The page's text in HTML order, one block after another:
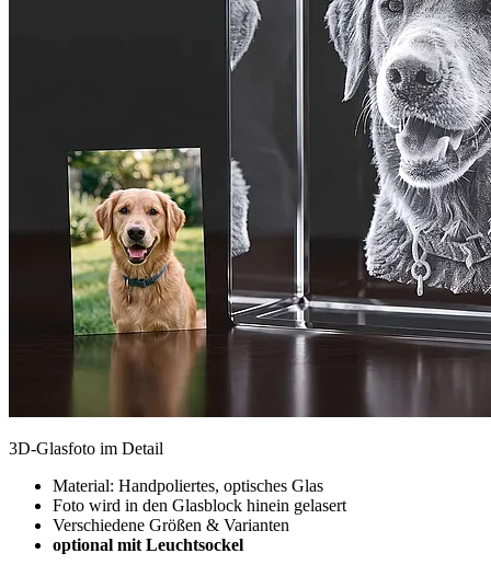
3D-Glasfoto im Detail
Material: Handpoliertes, optisches Glas
Foto wird in den Glasblock hinein gelasert
Verschiedene Größen & Varianten
optional mit Leuchtsockel